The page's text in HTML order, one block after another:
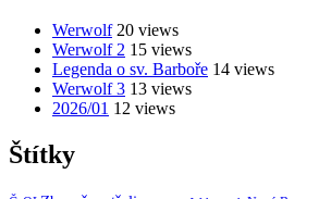
Werwolf 20 views
Werwolf 2 15 views
Legenda o sv. Barboře 14 views
Werwolf 3 13 views
2026/01 12 views
Štítky